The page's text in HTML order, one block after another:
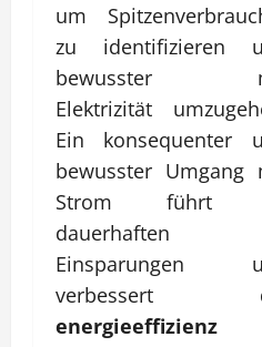
um
zu identifizieren
bewusster
Elektrizität
Ein konsequenter
bewusster Umgang
Strom führt
dauerhaften
Einsparungen
verbessert
energieeffizienz